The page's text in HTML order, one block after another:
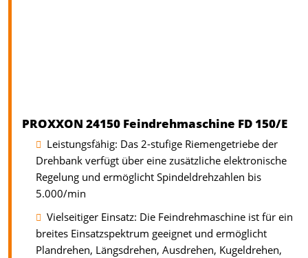
PROXXON 24150 Feindrehmaschine FD 150/E
Leistungsfähig: Das 2-stufige Riemengetriebe der
Drehbank verfügt über eine zusätzliche elektronische
Regelung und ermöglicht Spindeldrehzahlen bis
5.000/min
Vielseitiger Einsatz: Die Feindrehmaschine ist für ein
breites Einsatzspektrum geeignet und ermöglicht
Plandrehen, Längsdrehen, Ausdrehen, Kugeldrehen,